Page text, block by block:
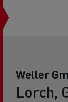
Weller
Lorch,